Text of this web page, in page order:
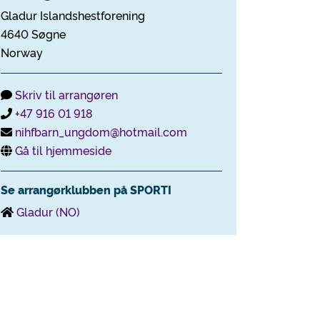
Gladur Islandshestforening
4640 Søgne
Norway
Skriv til arrangøren
+47 916 01 918
nihfbarn_ungdom@hotmail.com
Gå til hjemmeside
Se arrangørklubben på SPORTI
Gladur (NO)